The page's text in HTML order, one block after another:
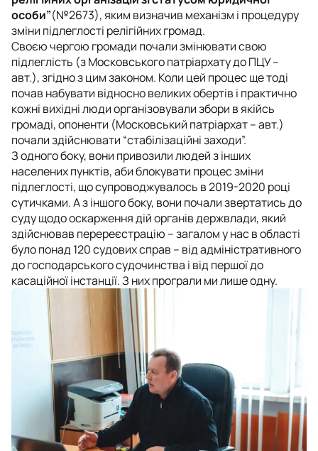
особи”(№2673), яким визначив механізм і процедуру
зміни підлеглості релігійних громад.
Своєю чергою громади почали змінювати свою
підлеглість (з Московського патріархату до ПЦУ –
авт.), згідно з цим законом. Коли цей процес ще тоді
почав набувати відносно великих обертів і практично
кожні вихідні люди організовували збори в якійсь
громаді, опоненти (Московський патріархат – авт.)
почали здійснювати “стабілізаційні заходи”.
З одного боку, вони привозили людей з інших
населених пунктів, аби блокувати процес зміни
підлеглості, що супроводжувалось в 2019-2020 році
сутичками. А з іншого боку, вони почали звертатись до
суду щодо оскарження дій органів держвлади, який
здійснював перереєстрацію – загалом у нас в області
було понад 120 судових справ – від адміністративного
до господарського судочинства і від першої до
касаційної інстанції. З них програли ми лише одну.